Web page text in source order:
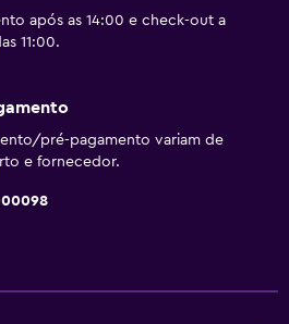
após as 14:00 e check-out a
11:00.
pré-pagamento variam de
e fornecedor.